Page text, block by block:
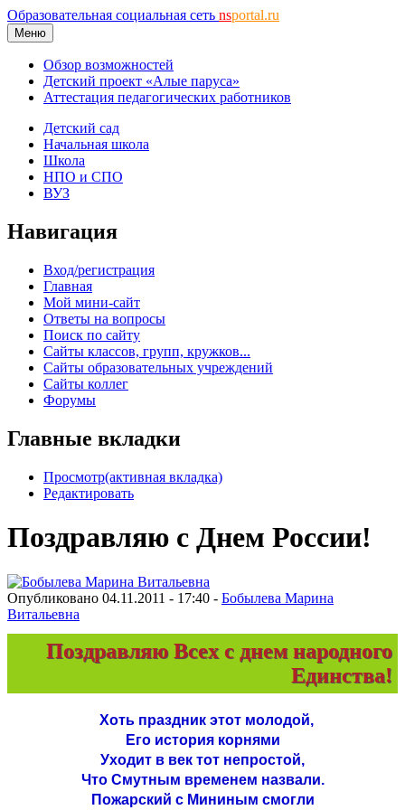
Образовательная социальная сеть nsportal.ru
Меню
Обзор возможностей
Детский проект «Алые паруса»
Аттестация педагогических работников
Детский сад
Начальная школа
Школа
НПО и СПО
ВУЗ
Навигация
Вход/регистрация
Главная
Мой мини-сайт
Ответы на вопросы
Поиск по сайту
Сайты классов, групп, кружков...
Сайты образовательных учреждений
Сайты коллег
Форумы
Главные вкладки
Просмотр(активная вкладка)
Редактировать
Поздравляю с Днем России!
Опубликовано 04.11.2011 - 17:40 - Бобылева Марина
Витальевна
Поздравляю Всех с днем народного
Единства!
Хоть праздник этот молодой,
Его история корнями
Уходит в век тот непростой,
Что Смутным временем назвали.
Пожарский с Мининым смогли